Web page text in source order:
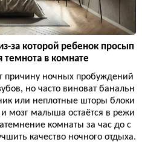
за которой ребенок просып
темнота в комнате
причину ночных пробуждений
но часто виноват банальн
или неплотные шторы блоки
мозг малыша остаётся в режи
комнаты за час до с
качество ночного отдыха.